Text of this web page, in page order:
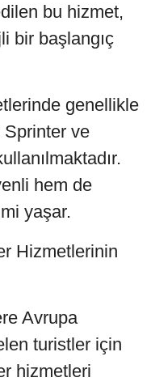
bu hizmet,
bir başlangıç
genellikle
ve
hem de
yaşar.
Hizmetlerinin
Avrupa
turistler için
hizmetleri